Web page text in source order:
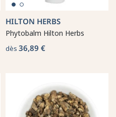
HILTON HERBS
Phytobalm Hilton Herbs
dès 36,89 €